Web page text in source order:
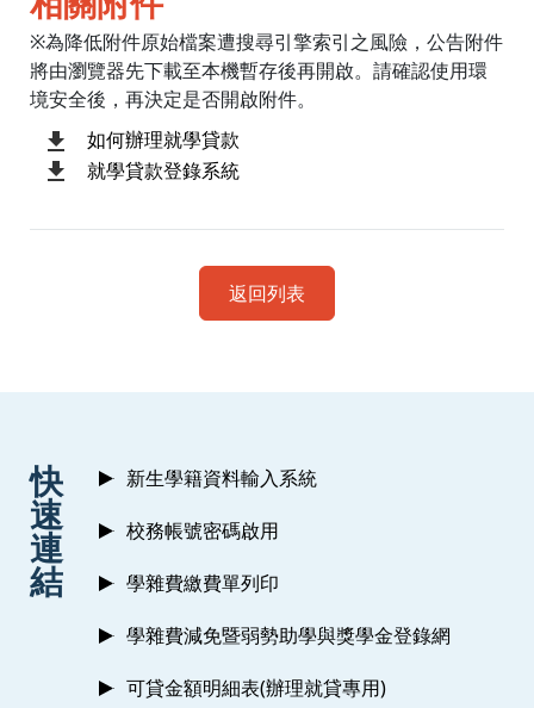
※為降低附件原始檔案遭搜尋引擎索引之風險，公告附件
將由瀏覽器先下載至本機暫存後再開啟。請確認使用環
境安全後，再決定是否開啟附件。
如何辦理就學貸款
就學貸款登錄系統
返回列表
:::
快
速
連
結
新生學籍資料輸入系統
校務帳號密碼啟用
學雜費繳費單列印
學雜費減免暨弱勢助學與獎學金登錄網
可貸金額明細表(辦理就貸專用)